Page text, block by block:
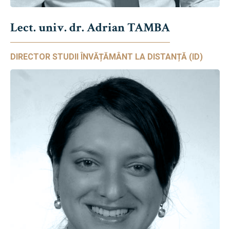
Lect. univ. dr. Adrian TAMBA
DIRECTOR STUDII ÎNVĂȚĂMÂNT LA DISTANȚĂ (ID)